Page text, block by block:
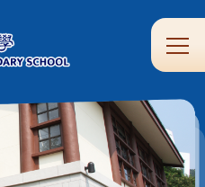
Main
圖
書
園
道